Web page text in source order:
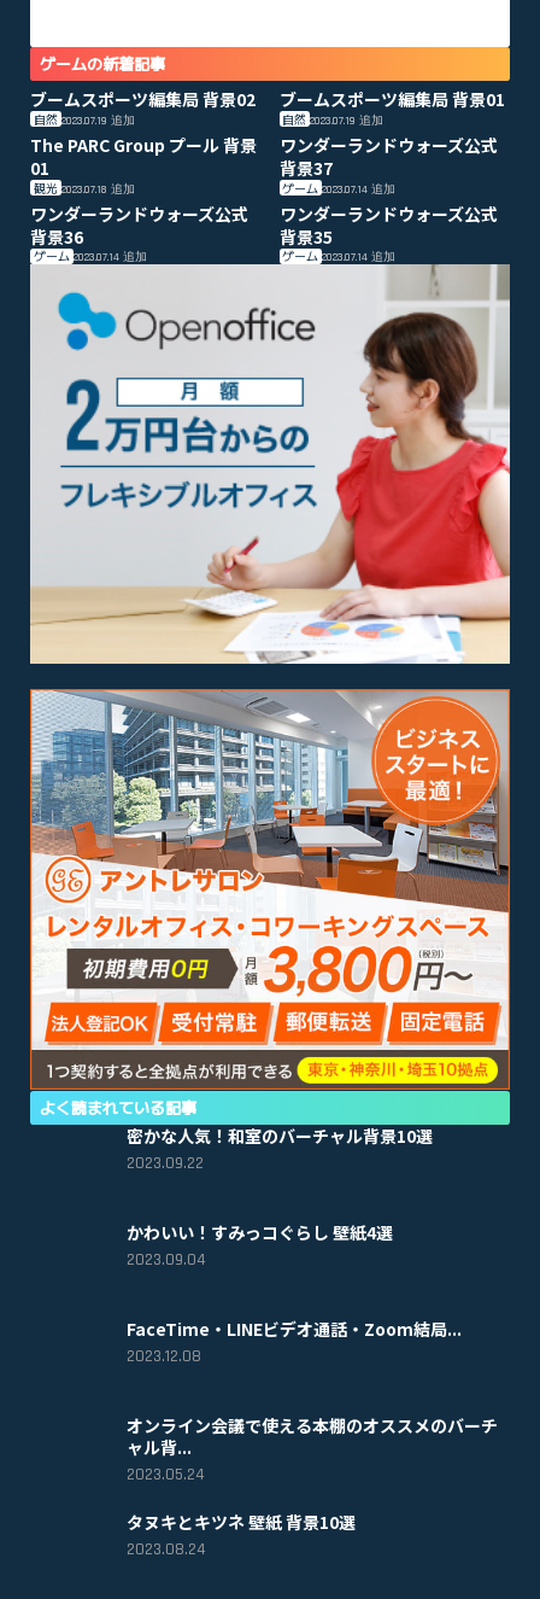
ゲームの新着記事
ブームスポーツ編集局 背景02
自然 2023.07.19 追加
ブームスポーツ編集局 背景01
自然 2023.07.19追加
The PARC Group プール 背景
01
観光 2023.07.18 追加
ワンダーランドウォーズ公式
背景37
ゲーム 2023.07.14追加
ワンダーランドウォーズ公式
背景36
ゲーム 2023.07.14 追加
ワンダーランドウォーズ公式
背景35
ゲーム 2023.07.14追加
よく読まれている記事
密かな人気！和室のバーチャル背景10選
2023.09.22
かわいい！すみっコぐらし 壁紙4選
2023.09.04
FaceTime・LINEビデオ通話・Zoom結局...
2023.12.08
オンライン会議で使える本棚のオススメのバーチ
ャル背...
2023.05.24
タヌキとキツネ 壁紙 背景10選
2023.08.24